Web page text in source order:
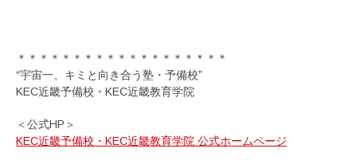
＊＊＊＊＊＊＊＊＊＊＊＊＊＊＊＊＊＊＊
“宇宙一、キミと向き合う塾・予備校”
KEC近畿予備校・KEC近畿教育学院
＜公式HP＞
KEC近畿予備校・KEC近畿教育学院 公式ホームページ